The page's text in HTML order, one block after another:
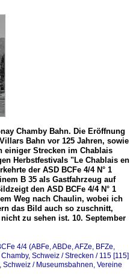
Chamby Bahn. Die Eröffnung
Bahn vor 125 Jahren, sowie
einiger Strecken im Chablais
Herbstfestivals "Le Chablais en
der ASD BCFe 4/4 N° 1
B 35 als Gastfahrzeug auf
den ASD BCFe 4/4 N° 1
Weg nach Chaulin, wobei ich
das Bild auch so zuschnitt,
zu sehen ist. 10. September
4/4 (ABFe, ABDe, AFZe, BFZe,
, Schweiz / Strecken / 115 [115]
Schweiz / Museumsbahnen, Vereine